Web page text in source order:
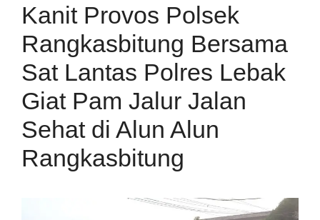
Kanit Provos Polsek
Rangkasbitung Bersama
Sat Lantas Polres Lebak
Giat Pam Jalur Jalan
Sehat di Alun Alun
Rangkasbitung